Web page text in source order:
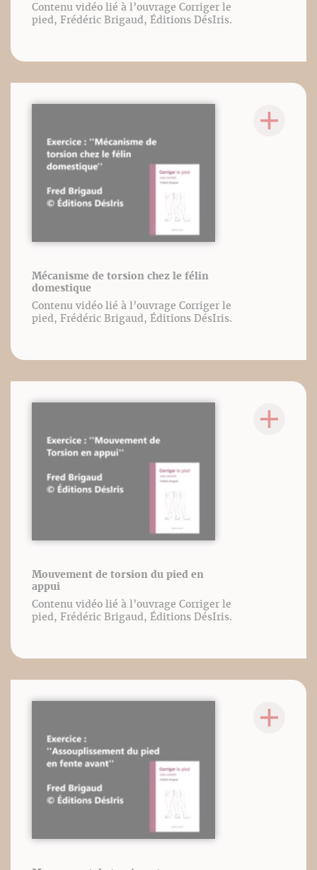
Contenu vidéo lié à l’ouvrage Corriger le
pied, Frédéric Brigaud, Éditions DésIris.
Mécanisme de torsion chez le félin
domestique
Contenu vidéo lié à l’ouvrage Corriger le
pied, Frédéric Brigaud, Éditions DésIris.
Mouvement de torsion du pied en
appui
Contenu vidéo lié à l’ouvrage Corriger le
pied, Frédéric Brigaud, Éditions DésIris.